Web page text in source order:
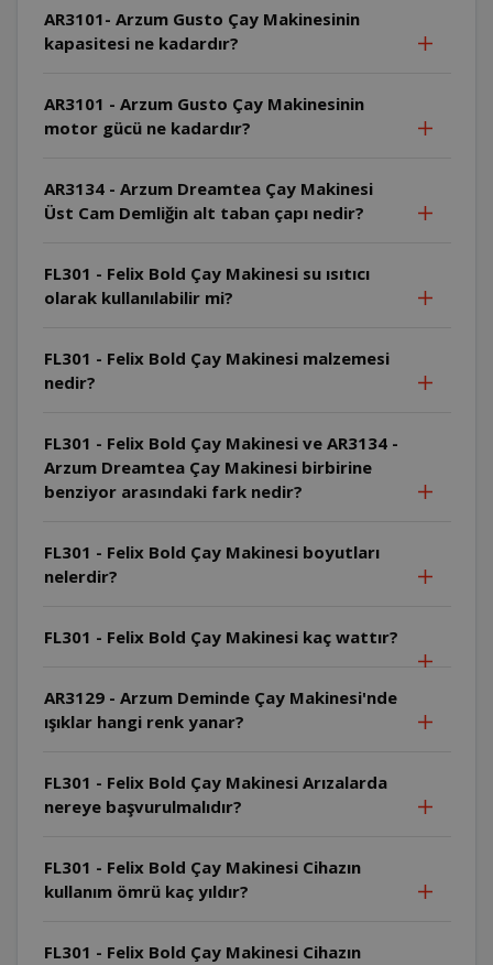
AR3101- Arzum Gusto Çay Makinesinin
kapasitesi ne kadardır?
AR3101 - Arzum Gusto Çay Makinesinin
motor gücü ne kadardır?
AR3134 - Arzum Dreamtea Çay Makinesi
Üst Cam Demliğin alt taban çapı nedir?
FL301 - Felix Bold Çay Makinesi su ısıtıcı
olarak kullanılabilir mi?
FL301 - Felix Bold Çay Makinesi malzemesi
nedir?
FL301 - Felix Bold Çay Makinesi ve AR3134 -
Arzum Dreamtea Çay Makinesi birbirine
benziyor arasındaki fark nedir?
FL301 - Felix Bold Çay Makinesi boyutları
nelerdir?
FL301 - Felix Bold Çay Makinesi kaç wattır?
AR3129 - Arzum Deminde Çay Makinesi'nde
ışıklar hangi renk yanar?
FL301 - Felix Bold Çay Makinesi Arızalarda
nereye başvurulmalıdır?
FL301 - Felix Bold Çay Makinesi Cihazın
kullanım ömrü kaç yıldır?
FL301 - Felix Bold Çay Makinesi Cihazın